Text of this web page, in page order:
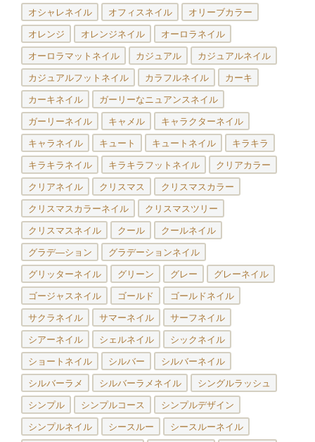
オシャレネイル オフィスネイル オリーブカラー
オレンジ オレンジネイル オーロラネイル
オーロラマットネイル カジュアル カジュアルネイル
カジュアルフットネイル カラフルネイル カーキ
カーキネイル ガーリーなニュアンスネイル
ガーリーネイル キャメル キャラクターネイル
キャラネイル キュート キュートネイル キラキラ
キラキラネイル キラキラフットネイル クリアカラー
クリアネイル クリスマス クリスマスカラー
クリスマスカラーネイル クリスマスツリー
クリスマスネイル クール クールネイル
グラデ―ション グラデーションネイル
グリッターネイル グリーン グレー グレーネイル
ゴージャスネイル ゴールド ゴールドネイル
サクラネイル サマーネイル サーフネイル
シアーネイル シェルネイル シックネイル
ショートネイル シルバー シルバーネイル
シルバーラメ シルバーラメネイル シングルラッシュ
シンプル シンプルコース シンプルデザイン
シンプルネイル シースルー シースルーネイル